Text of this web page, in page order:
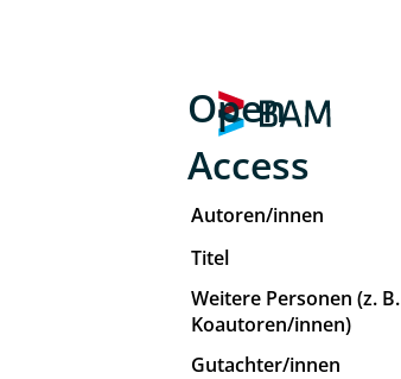
Open
Access
Autoren/innen
Titel
Weitere Personen (z. B.
Koautoren/innen)
Gutachter/innen